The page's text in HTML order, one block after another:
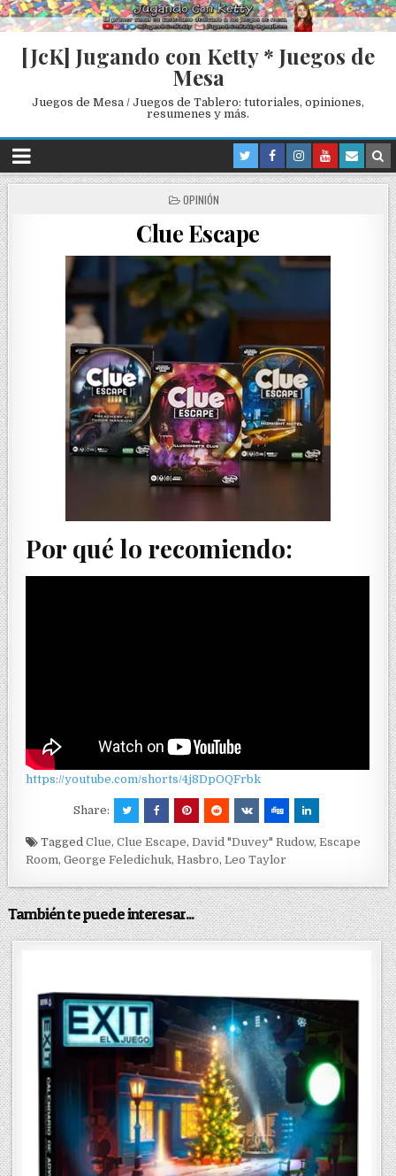
[JcK] Jugando con Ketty * Juegos de
Mesa
Juegos de Mesa / Juegos de Tablero: tutoriales, opiniones,
resumenes y más.
P
S
T
E
N
OPINIÓN
Clue Escape
Por qué lo recomiendo:
https://youtube.com/shorts/4j8DpOQFrbk
Share:
TaggedClue,Clue Escape,David "Duvey" Rudow,Escape
Room,George Feledichuk,Hasbro,Leo Taylor
También te puede interesar...